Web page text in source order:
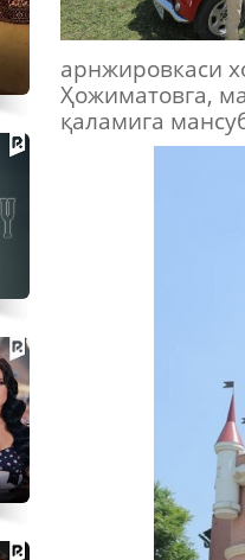
арнжировкаси
Ҳожиматовга,
қаламига